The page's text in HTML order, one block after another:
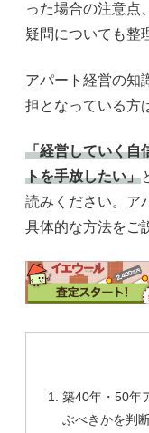
った場合の注意点
疑問についても整
アパート経営の知
担となっている方
「経営していく自
トを手放したい」
読みください。ア
具体的な方法をご
築40年・50年
ぶべきかを判